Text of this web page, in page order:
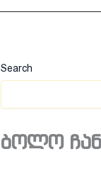
Search
ბოლო